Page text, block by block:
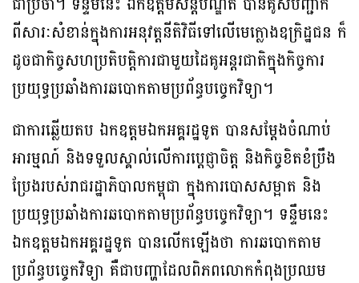
ពីសារៈសំខាន់ក្នុងការអនុវត្តនីតិវិធីទៅលើមេក្លោងឧក្រិដ្ឋជន ក៏
ដូចជាកិច្ចសហប្រតិបត្តិការជាមួយដៃគូអន្តរជាតិក្នុងកិច្ចការ
ប្រយុទ្ធប្រឆាំងការឆបោកតាមប្រព័ន្ធបច្ចេកវិទ្យា។
ជាការឆ្លើយតប ឯកឧត្តមឯកអគ្គរដ្ឋទូត បានសម្តែងចំណាប់
អារម្មណ៍ និងទទួលស្គាល់លើការប្តេជ្ញាចិត្ត និងកិច្ចខិតខំប្រឹង
ប្រែងរបស់រាជរដ្ឋាភិបាលកម្ពុជា ក្នុងការបោសសម្អាត និង
ប្រយុទ្ធប្រឆាំងការឆបោកតាមប្រព័ន្ធបច្ចេកវិទ្យា។ ទន្ទឹមនេះ
ឯកឧត្តមឯកអគ្គរដ្ឋទូត បានលើកឡើងថា ការឆបោកតាម
ប្រព័ន្ធបច្ចេកវិទ្យា គឺជាបញ្ហាដែលពិភពលោកកំពុងប្រឈម